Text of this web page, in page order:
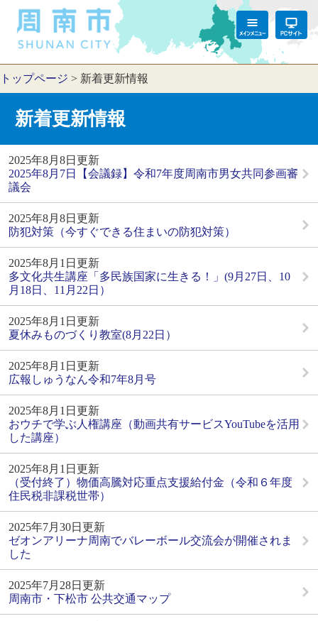
トップページ > 新着更新情報
新着更新情報
2025年8月8日更新
2025年8月7日【会議録】令和7年度周南市男女共同参画審
議会
2025年8月8日更新
防犯対策（今すぐできる住まいの防犯対策）
2025年8月1日更新
多文化共生講座「多民族国家に生きる！」(9月27日、10
月18日、11月22日）
2025年8月1日更新
夏休みものづくり教室(8月22日）
2025年8月1日更新
広報しゅうなん令和7年8月号
2025年8月1日更新
おウチで学ぶ人権講座（動画共有サービスYouTubeを活用
した講座）
2025年8月1日更新
（受付終了）物価高騰対応重点支援給付金（令和６年度
住民税非課税世帯）
2025年7月30日更新
ゼオンアリーナ周南でバレーボール交流会が開催されま
した
2025年7月28日更新
周南市・下松市 公共交通マップ